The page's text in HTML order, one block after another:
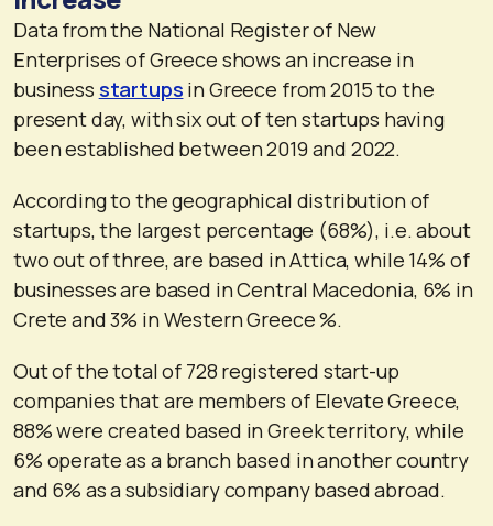
Data from the National Register of New
Enterprises of Greece shows an increase in
business startups in Greece from 2015 to the
present day, with six out of ten startups having
been established between 2019 and 2022.
According to the geographical distribution of
startups, the largest percentage (68%), i.e. about
two out of three, are based in Attica, while 14% of
businesses are based in Central Macedonia, 6% in
Crete and 3% in Western Greece %.
Out of the total of 728 registered start-up
companies that are members of Elevate Greece,
88% were created based in Greek territory, while
6% operate as a branch based in another country
and 6% as a subsidiary company based abroad.